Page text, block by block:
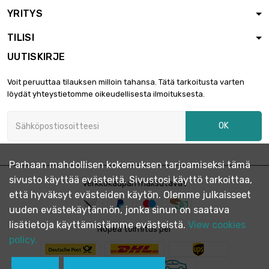
pituus : 0.5 meter
sch80s)
koko : 141.3 x
6.55mm (5"nb
3 402,93 € 
pituus : 1 meter x
0.5mm
2 523,68 € 
pituus : 1 meter x
10 st/pc
koko : 12.7 x
1.65mm (½" x
0.065")
3 195,36 €
pituus : 1 meter x
YRITYS
TILISI
UUTISKIRJE
Voit peruuttaa tilauksen milloin tahansa. Tätä tarkoitusta varten
löydät yhteystietomme oikeudellisesta ilmoituksesta.
OK
Verkkokaupan maksutavat
Nopea toimitus per
Parhaan mahdollisen kokemuksen tarjoamiseksi tämä
sivusto käyttää evästeitä. Sivustosi käyttö tarkoittaa,
että hyväksyt evästeiden käytön. Olemme julkaisseet
uuden evästekäytännön, jonka sinun on saatava
lisätietoja käyttämistämme evästeistä. View cookies
policy.